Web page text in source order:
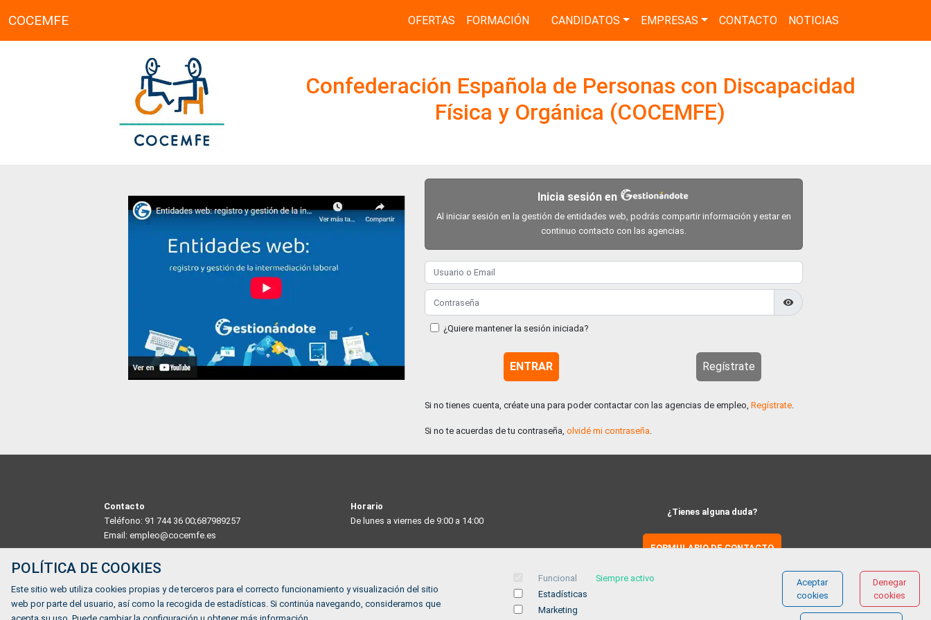
COCEMFE OFERTAS FORMACIÓN CANDIDATOS EMPRESAS CONTACTO NOTICIAS
Confederación Española de Personas con Discapacidad
Física y Orgánica (COCEMFE)
Inicia sesión en
Al iniciar sesión en la gestión de entidades web, podrás compartir información y estar en
continuo contacto con las agencias.
visibility
¿Quiere mantener la sesión iniciada?
Regístrate
Si no tienes cuenta, créate una para poder contactar con las agencias de empleo, Regístrate.
Si no te acuerdas de tu contraseña, olvidé mi contraseña.
Contacto
Teléfono: 91 744 36 00;687989257
Email: empleo@cocemfe.es
Dirección
Horario
De lunes a viernes de 9:00 a 14:00
¿Tienes alguna duda?
FORMULARIO DE CONTACTO
POLÍTICA DE COOKIES
Este sitio web utiliza cookies propias y de terceros para el correcto funcionamiento y visualización del sitio
web por parte del usuario, así como la recogida de estadísticas. Si continúa navegando, consideramos que
Funcional
Siempre activo
Estadísticas
Marketing
Aceptar
cookies
Denegar
cookies